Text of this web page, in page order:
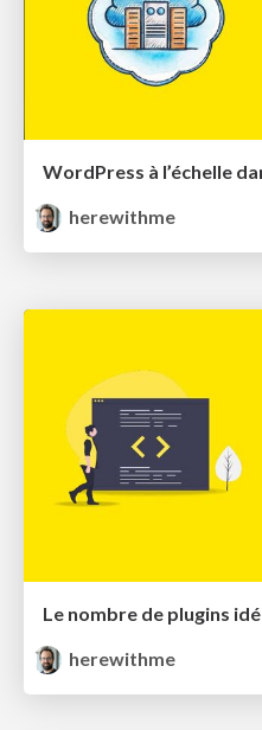
herewithme
herewithme